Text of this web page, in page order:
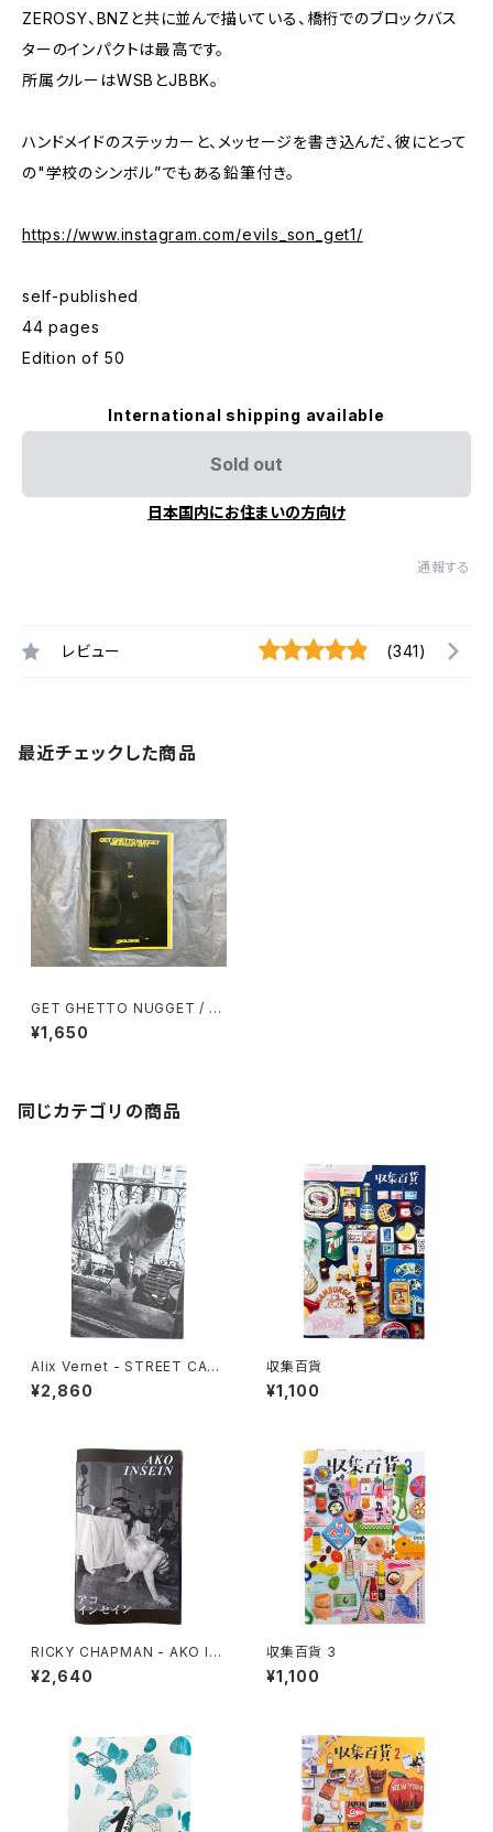
ZEROSY、BNZと共に並んで描いている、橋桁でのブロックバス
ターのインパクトは最高です。
所属クルーはWSBとJBBK。
ハンドメイドのステッカーと、メッセージを書き込んだ、彼にとって
の"学校のシンボル”でもある鉛筆付き。
https://www.instagram.com/evils_son_get1/
self-published
44 pages
Edition of 50
International shipping available
Sold out
日本国内にお住まいの方向け
通報する
レビュー (341)
最近チェックした商品
GET GHETTO NUGGET / M
r. Greedy Get1 - PROLOGU
E
¥1,650
同じカテゴリの商品
Alix Vernet - STREET CAS
TS
¥2,860
収集百貨
¥1,100
RICKY CHAPMAN - AKO IN
SEIN
¥2,640
収集百貨 3
¥1,100